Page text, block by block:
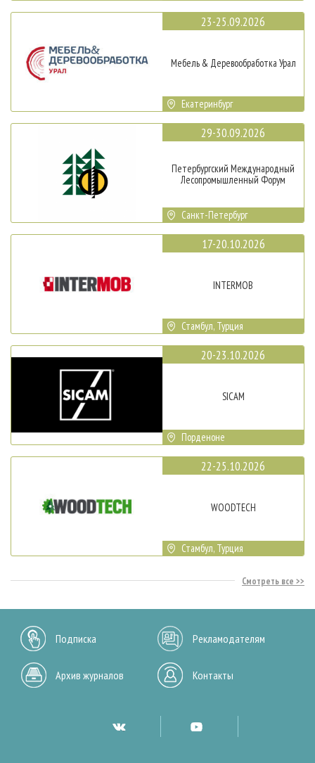
23-25.09.2026
Мебель & Деревообработка Урал
Екатеринбург
29-30.09.2026
Петербургский Международный
Лесопромышленный Форум
Санкт-Петербург
17-20.10.2026
INTERMOB
Стамбул, Турция
20-23.10.2026
SICAM
Порденоне
22-25.10.2026
WOODTECH
Стамбул, Турция
Смотреть все
Подписка Рекламодателям
Архив журналов Контакты